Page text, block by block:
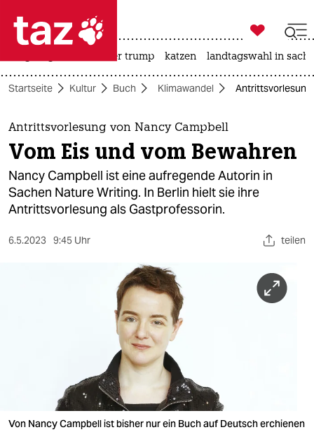
 taz zahl ich
taz zahl ich
themen
politik
öko

taz zahl ich
usa unter trump katzen landtagswahl in
Startseite Kultur Buch Klimawandel Antrittsvorlesung
Antrittsvorlesung von Nancy Campbell
Vom Eis und vom Bewahren
Nancy Campbell ist eine aufregende Autorin in
Sachen Nature Writing. In Berlin hielt sie ihre
Antrittsvorlesung als Gastprofessorin.
6.5.2023 9:45 Uhr teilen
Von Nancy Campbell ist bisher nur ein Buch auf Deutsch erchienen